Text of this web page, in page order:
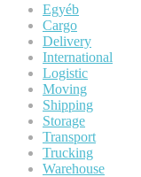
Egyéb
Cargo
Delivery
International
Logistic
Moving
Shipping
Storage
Transport
Trucking
Warehouse